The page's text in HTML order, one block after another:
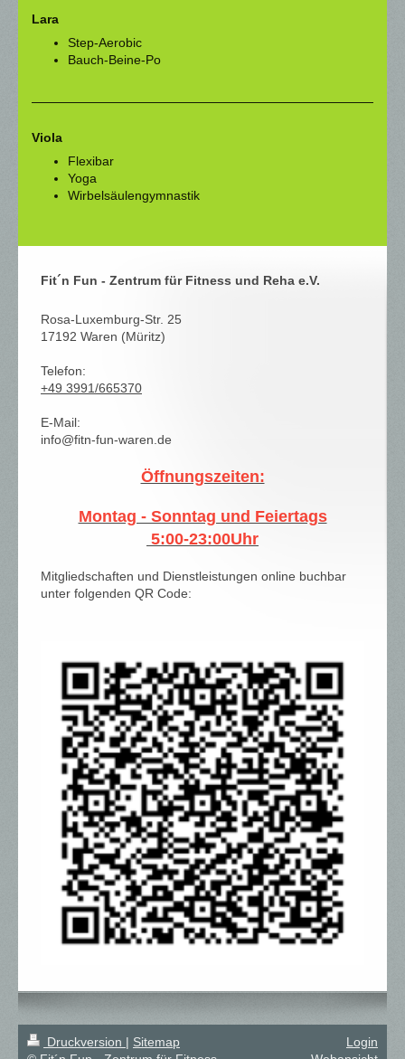
Lara
Step-Aerobic
Bauch-Beine-Po
Viola
Flexibar
Yoga
Wirbelsäulengymnastik
Fit´n Fun - Zentrum für Fitness und Reha e.V.
Rosa-Luxemburg-Str. 25
17192 Waren (Müritz)
Telefon:
+49 3991/665370
E-Mail:
info@fitn-fun-waren.de
Öffnungszeiten:
Montag - Sonntag und Feiertags
5:00-23:00Uhr
Mitgliedschaften und Dienstleistungen online buchbar
unter folgenden QR Code:
Druckversion | Sitemap
Login